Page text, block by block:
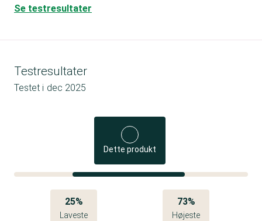
Se testresultater
Testresultater
Testet i dec 2025
Dette produkt
25%
Laveste
73%
Højeste